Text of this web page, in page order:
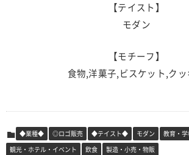
【テイスト】
モダン
【モチーフ】
食物,洋菓子,ビスケット,クッ
◆業種◆ ◎ロゴ販売 ◆テイスト◆ モダン
教育・
観光・ホテル・イベント
飲食 製造・小売・物販